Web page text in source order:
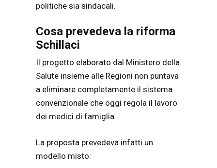
politiche sia sindacali.
Cosa prevedeva la riforma
Schillaci
Il progetto elaborato dal Ministero della
Salute insieme alle Regioni non puntava
a eliminare completamente il sistema
convenzionale che oggi regola il lavoro
dei medici di famiglia.
La proposta prevedeva infatti un
modello misto: